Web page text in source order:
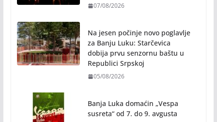
07/08/2026
Na jesen počinje novo poglavlje
za Banju Luku: Starčevica
dobija prvu senzornu baštu u
Republici Srpskoj
05/08/2026
Banja Luka domaćin „Vespa
susreta“ od 7. do 9. avgusta